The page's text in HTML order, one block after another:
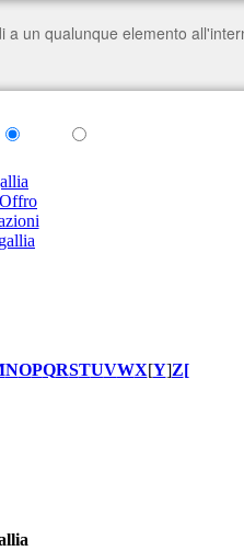
NOPQRSTUVWX[Y]Z[